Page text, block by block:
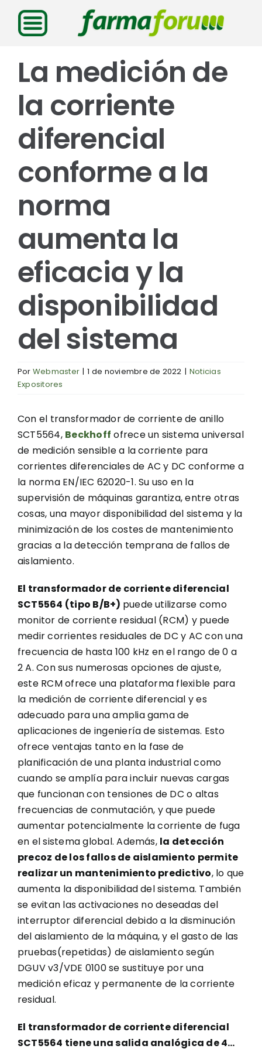
Saltar
contenido
La medición de
la corriente
diferencial
conforme a la
norma
aumenta la
eficacia y la
disponibilidad
del sistema
Por Webmaster | 1 de noviembre de 2022 | Noticias
Expositores
Con el transformador de corriente de anillo
SCT5564, Beckhoff ofrece un sistema universal
de medición sensible a la corriente para
corrientes diferenciales de AC y DC conforme a
la norma EN/IEC 62020-1. Su uso en la
supervisión de máquinas garantiza, entre otras
cosas, una mayor disponibilidad del sistema y la
minimización de los costes de mantenimiento
gracias a la detección temprana de fallos de
aislamiento.
El transformador de corriente diferencial
SCT5564 (tipo B/B+) puede utilizarse como
monitor de corriente residual (RCM) y puede
medir corrientes residuales de DC y AC con una
frecuencia de hasta 100 kHz en el rango de 0 a
2 A. Con sus numerosas opciones de ajuste,
este RCM ofrece una plataforma flexible para
la medición de corriente diferencial y es
adecuado para una amplia gama de
aplicaciones de ingeniería de sistemas. Esto
ofrece ventajas tanto en la fase de
planificación de una planta industrial como
cuando se amplía para incluir nuevas cargas
que funcionan con tensiones de DC o altas
frecuencias de conmutación, y que puede
aumentar potencialmente la corriente de fuga
en el sistema global. Además, la detección
precoz de los fallos de aislamiento permite
realizar un mantenimiento predictivo, lo que
aumenta la disponibilidad del sistema. También
se evitan las activaciones no deseadas del
interruptor diferencial debido a la disminución
del aislamiento de la máquina, y el gasto de las
pruebas(repetidas) de aislamiento según
DGUV v3/VDE 0100 se sustituye por una
medición eficaz y permanente de la corriente
residual.
El transformador de corriente diferencial
SCT5564 tiene una salida analógica de 4…